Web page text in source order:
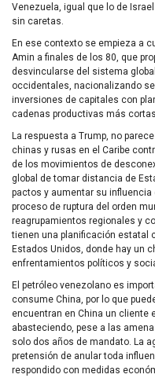
Venezuela, igual que lo de
sin caretas.
En ese contexto se empieza a
Amin a finales de los 80, que
desvincularse del sistema
occidentales, nacionalizando
inversiones de capitales con
cadenas productivas más
La respuesta a Trump, no
chinas y rusas en el Caribe
de los movimientos de
global de tomar distancia de
pactos y aumentar su influencia
proceso de ruptura del orden
reagrupamientos regionales y
tienen una planificación estatal
Estados Unidos, donde hay un
enfrentamientos políticos y
El petróleo venezolano es
consume China, por lo que
encuentran en China un cliente
abasteciendo, pese a las
solo dos años de mandato. La
pretensión de anular toda
respondido con medidas